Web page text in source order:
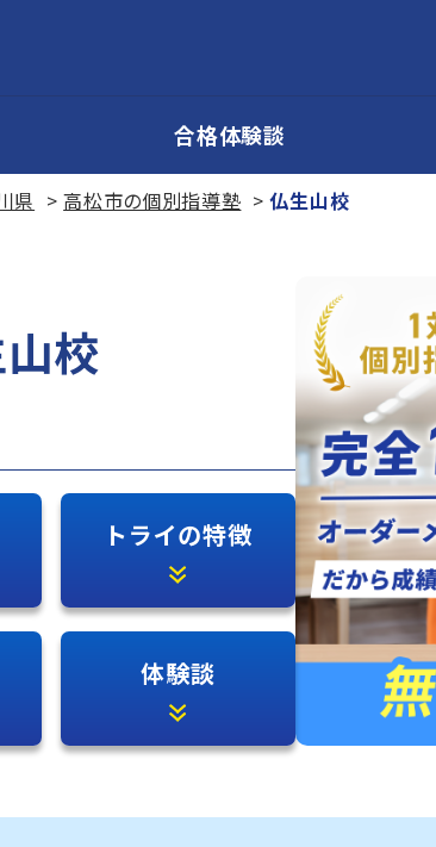
合格体験談
県 高松市の個別指導塾 仏生山校
校
トライの特徴
体験談